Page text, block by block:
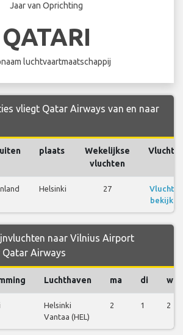
Jaar van Oprichting
QATARI
luchtvaartmaatschappij
vliegt Qatar Airways van en naar
plaats
Wekelijkse
vluchten
Helsinki 27
bekijken
naar Vilnius Airport
Airways
Luchthaven ma di wo
Helsinki
Vantaa (HEL)
2 1 2